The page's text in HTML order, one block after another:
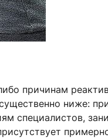
причинам
ниже:
специалистов,